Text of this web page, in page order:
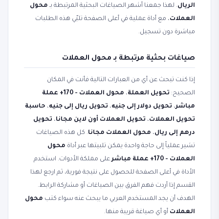
الريال. لهذا جمعنا أشهر الصياغات البحثية المرتبطة بـ محول
العملات، مع أداة عملية في أعلى الصفحة تلبّي هذه الطلبات
مباشرة دون تسجيل.
صياغات بحثية مرتبطة بـ محول العملات
إذا كنت تبحث عن أي من العبارات التالية فأنت في المكان
الصحيح: تحويل العملة،
محول العملات - 170+ عملة
مباشر، تحويل دولار إلى جنيه، تحويل ريال إلى جنيه، حاسبة
تحويل العملات، تحويل العملات أون لاين مجانا، تحويل
درهم إلى ريال، محول العملات مجانا. كل هذه الصياغات
تشير عملياً إلى حاجة واحدة يمكن تلبيتها عبر أداة محول
العملات - 170+ عملة مباشر
على مملكة الأدوات. استخدم
الأداة في أعلى الصفحة للحصول على نتيجة فورية، ثم ارجع لهذا
القسم إذا أردت فهم الفرق بين الصياغات أو مشاركة الرابط.
الهدف أن يجد المستخدم العربي ما يبحث عنه سواء كتب محول
العملات أو أي صياغة قريبة منها.